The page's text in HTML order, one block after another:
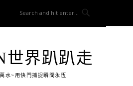
世界趴趴走
水~用快門捕捉瞬間永恆